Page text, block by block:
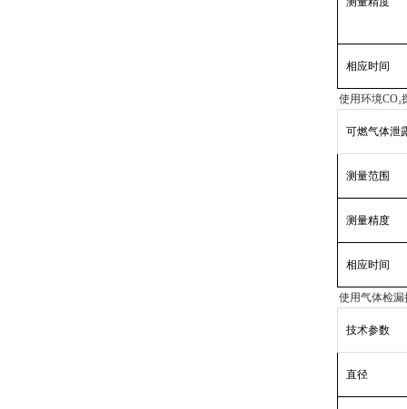
相应时间
使用环境CO₂
可燃气体泄
测量范围
测量精度
相应时间
使用气体检漏
技术参数
直径